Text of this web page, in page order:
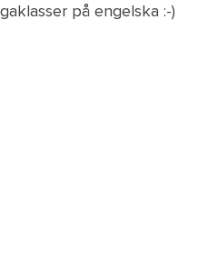
på engelska :-)